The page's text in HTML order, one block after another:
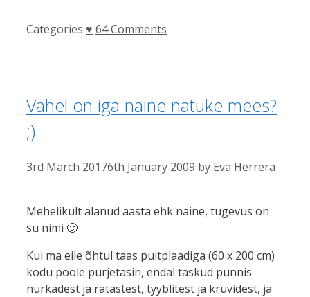
Categories ♥ 64 Comments
Vahel on iga naine natuke mees?
;)
3rd March 20176th January 2009 by Eva Herrera
Mehelikult alanud aasta ehk naine, tugevus on
su nimi 🙂
Kui ma eile õhtul taas puitplaadiga (60 x 200 cm)
kodu poole purjetasin, endal taskud punnis
nurkadest ja ratastest, tyyblitest ja kruvidest, ja